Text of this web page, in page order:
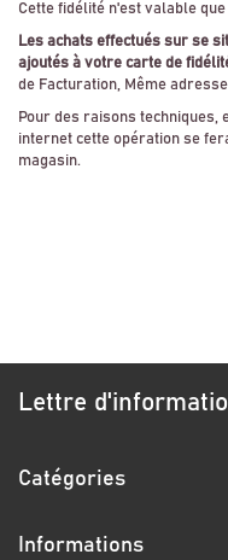
Cette fidélité n'est valable
Les achats effectués sur se
ajoutés à votre carte de
de Facturation, Même
Pour des raisons techniques,
internet cette opération se
magasin.
Lettre
Catégories
Informations